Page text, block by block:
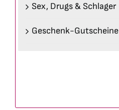
Sex, Drugs & Schlager
Geschenk-Gutscheine